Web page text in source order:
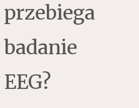
przebiega
badanie
EEG?